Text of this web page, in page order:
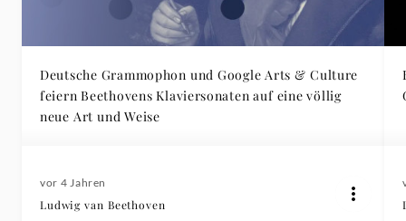
Deutsche Grammophon und Google Arts & Culture
feiern Beethovens Klaviersonaten auf eine völlig
neue Art und Weise
vor 4 Jahren
Ludwig van Beethoven